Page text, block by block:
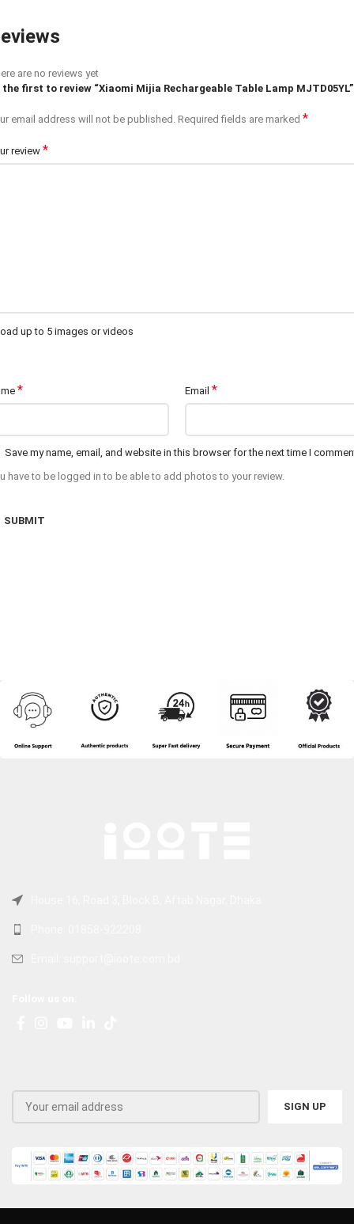
are no reviews yet
the first to review “Xiaomi Mijia Rechargeable Table Lamp MJTD05YL”
email address will not be published. Required fields are marked *
review *
up to 5 images or videos
* Email *
Save my name, email, and website in this browser for the next time I
have to be logged in to be able to add photos to your review.